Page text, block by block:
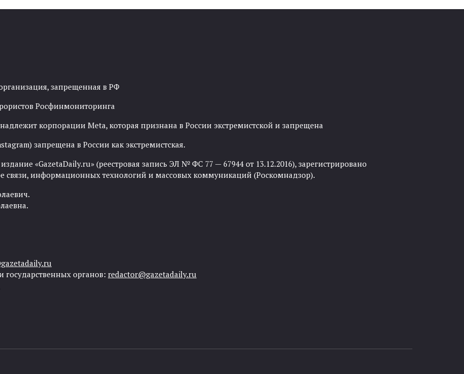
запрещенная в РФ
Росфинмониторинга
корпорации Meta, которая признана в России экстремистской и запрещена
запрещена в России как экстремистская.
«GazetaDaily.ru» (реестровая запись ЭЛ № ФС 77 — 67944 от 13.12.2016), зарегистрировано
связи, информационных технологий и массовых коммуникаций (Роскомнадзор).
органов: redactor@gazetadaily.ru